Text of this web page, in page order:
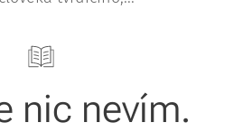
nic nevím.